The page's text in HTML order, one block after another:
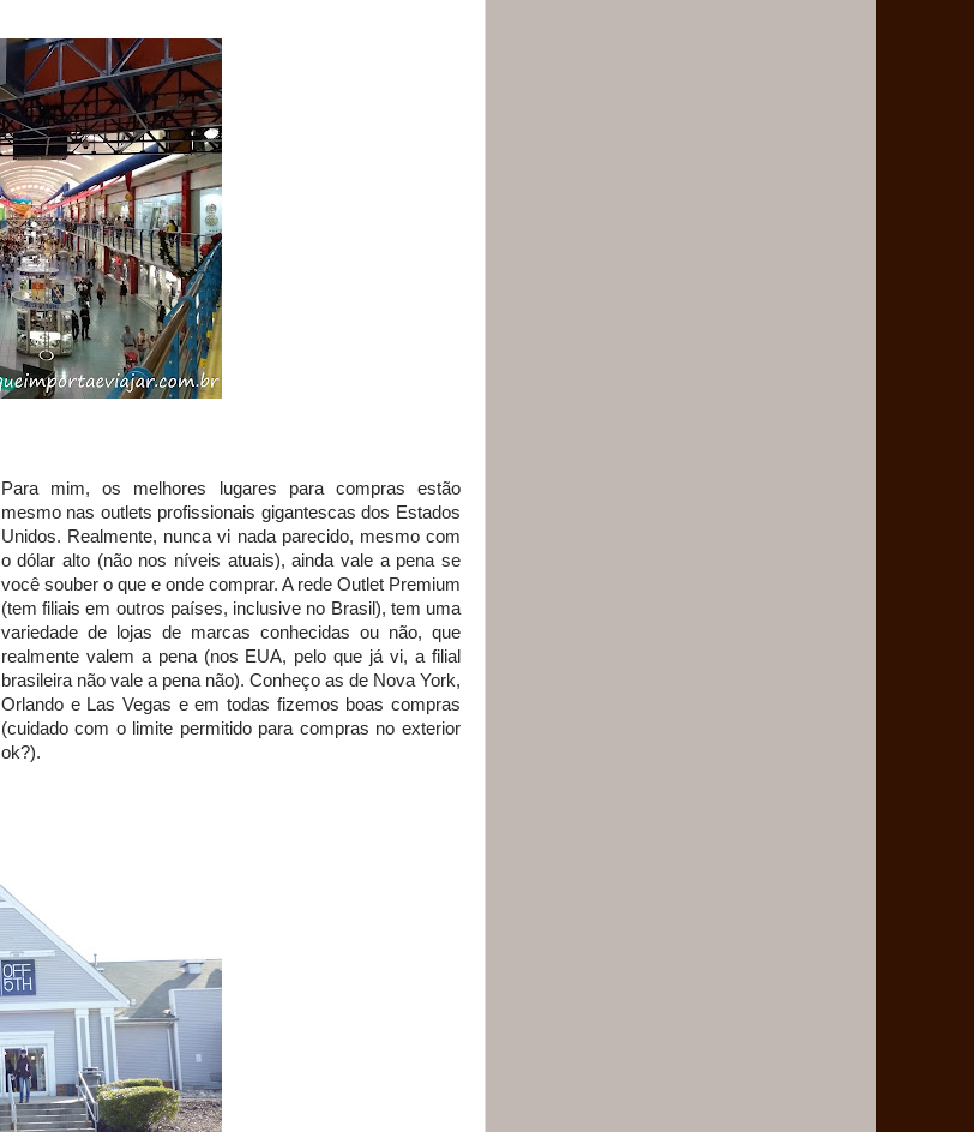
Para mim, os melhores lugares para compras estão
mesmo nas outlets profissionais gigantescas dos Estados
Unidos. Realmente, nunca vi nada parecido, mesmo com
o dólar alto (não nos níveis atuais), ainda vale a pena se
você souber o que e onde comprar. A rede Outlet Premium
(tem filiais em outros países, inclusive no Brasil), tem uma
variedade de lojas de marcas conhecidas ou não, que
realmente valem a pena (nos EUA, pelo que já vi, a filial
brasileira não vale a pena não). Conheço as de Nova York,
Orlando e Las Vegas e em todas fizemos boas compras
(cuidado com o limite permitido para compras no exterior
ok?).